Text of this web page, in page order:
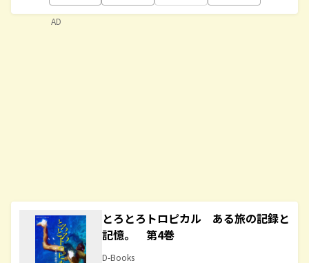
とろとろトロピカル ある旅の記録と
記憶。 第4巻
D-Books
AD